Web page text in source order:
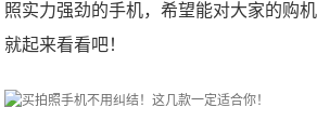
照实力强劲的手机，希望能对大家的购
就起来看看吧！